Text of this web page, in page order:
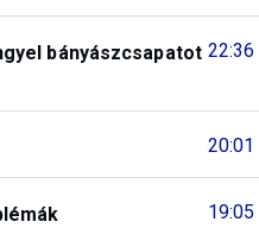
22:36
bányászcsapatot
20:01
19:05